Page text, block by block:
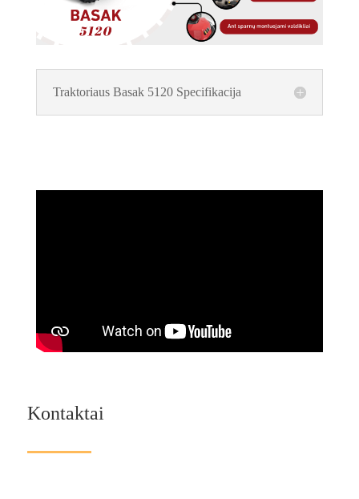
Traktoriaus Basak 5120 Specifikacija
Kontaktai